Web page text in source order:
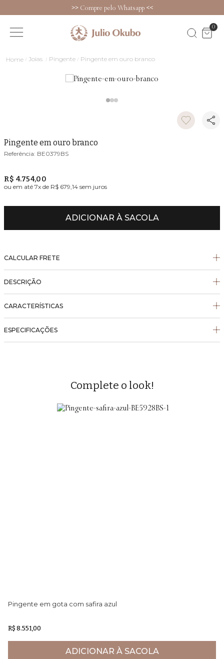
>>Compre pelo Whatsapp <<
0
Joias Pingente Pingente em ouro branco
Pingente em ouro branco
BE0379BS
R$ 4.754,00
ou em até 7x de R$ 679,14 sem juros
ADICIONAR À SACOLA
CALCULAR FRETE
DESCRIÇÃO
CARACTERÍSTICAS
ESPECIFICAÇÕES
Complete o look!
Pingente em gota com safira azul
R$ 8.551,00
ADICIONAR À SACOLA